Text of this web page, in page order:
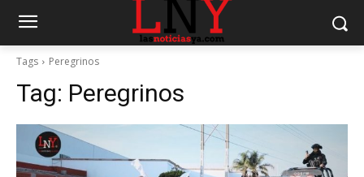
Tags Peregrinos
Tag: Peregrinos